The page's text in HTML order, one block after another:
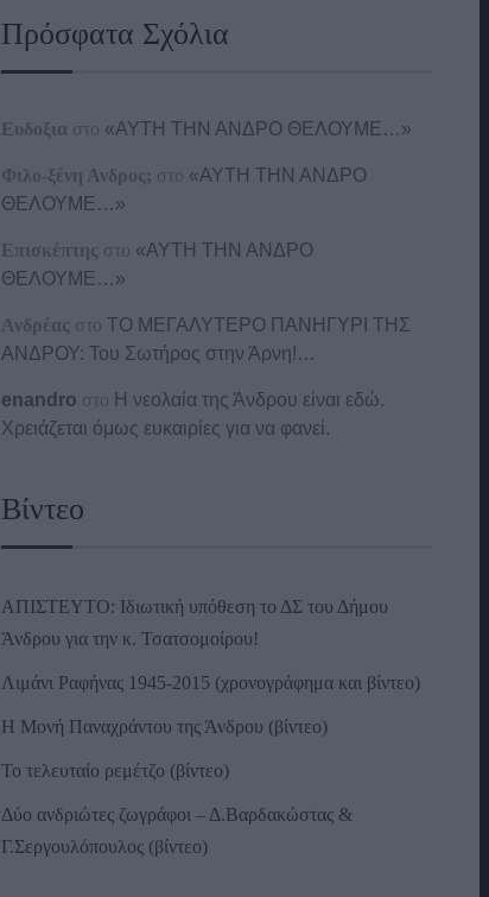
Πρόσφατα Σχόλια
Ευδοξια στο «ΑΥΤΗ ΤΗΝ ΑΝΔΡΟ ΘΕΛΟΥΜΕ…»
Φιλο-ξένη Ανδρος; στο «ΑΥΤΗ ΤΗΝ ΑΝΔΡΟ
ΘΕΛΟΥΜΕ…»
Επισκέπτης στο «ΑΥΤΗ ΤΗΝ ΑΝΔΡΟ
ΘΕΛΟΥΜΕ…»
Ανδρέας στοΤΟ ΜΕΓΑΛΥΤΕΡΟ ΠΑΝΗΓΥΡΙ ΤΗΣ
ΑΝΔΡΟΥ: Του Σωτήρος στην Άρνη!…
enandro στο Η νεολαία της Άνδρου είναι εδώ.
Χρειάζεται όμως ευκαιρίες για να φανεί.
Βίντεο
ΑΠΙΣΤΕΥΤΟ: Ιδιωτική υπόθεση το ΔΣ του Δήμου
Άνδρου για την κ. Τσατσομοίρου!
Λιμάνι Ραφήνας 1945-2015 (χρονογράφημα και βίντεο)
Η Μονή Παναχράντου της Άνδρου (βίντεο)
Το τελευταίο ρεμέτζο (βίντεο)
Δύο ανδριώτες ζωγράφοι – Δ.Βαρδακώστας &
Γ.Σεργουλόπουλος (βίντεο)